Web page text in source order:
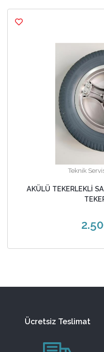
Teknik
AKÜLÜ TEKERLEKLİ
Ücretsiz Teslimat